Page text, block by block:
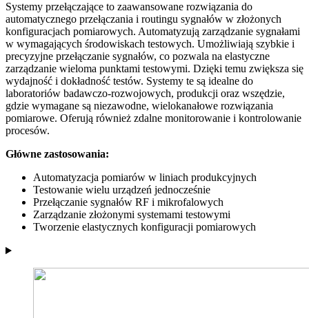
Systemy przełączające to zaawansowane rozwiązania do
automatycznego przełączania i routingu sygnałów w złożonych
konfiguracjach pomiarowych. Automatyzują zarządzanie sygnałami
w wymagających środowiskach testowych. Umożliwiają szybkie i
precyzyjne przełączanie sygnałów, co pozwala na elastyczne
zarządzanie wieloma punktami testowymi. Dzięki temu zwiększa się
wydajność i dokładność testów. Systemy te są idealne do
laboratoriów badawczo-rozwojowych, produkcji oraz wszędzie,
gdzie wymagane są niezawodne, wielokanałowe rozwiązania
pomiarowe. Oferują również zdalne monitorowanie i kontrolowanie
procesów.
Główne zastosowania:
Automatyzacja pomiarów w liniach produkcyjnych
Testowanie wielu urządzeń jednocześnie
Przełączanie sygnałów RF i mikrofalowych
Zarządzanie złożonymi systemami testowymi
Tworzenie elastycznych konfiguracji pomiarowych